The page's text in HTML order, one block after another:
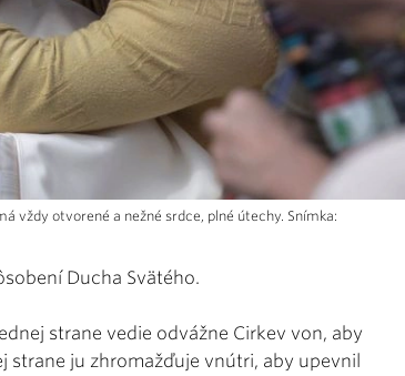
vždy otvorené a nežné srdce, plné útechy. Snímka:
Ducha Svätého.
strane vedie odvážne Cirkev von, aby
strane ju zhromažďuje vnútri, aby upevnil